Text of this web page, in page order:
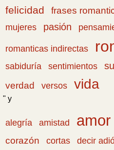
felicidad frases
mujeres
pasión
romanticas indirectas
sabiduría sentimientos
verdad
versos vida
" y
alegría amistad amor
corazón
cortas decir